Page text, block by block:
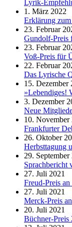
Lyrik-
1. März 2022
Erklärung
23. Februar
Gundolf-Preis
23. Februar
Voß-Preis für
22. Februar
Das Lyrische
15. Dezember
»Lebendiges!
3. Dezember
Neue
10. November
Frankfurter
26. Oktober
Herbsttagung
29. September
Sprachbericht
27. Juli 2021
Freud-Preis
27. Juli 2021
Merck-Preis
20. Juli 2021
Büchner-Preis